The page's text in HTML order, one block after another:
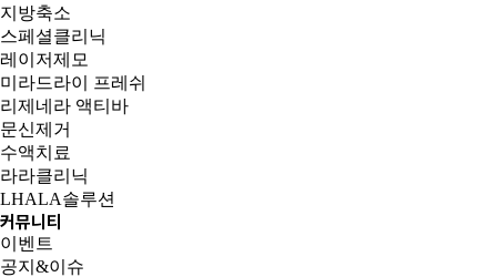
지방축소
스페셜클리닉
레이저제모
미라드라이 프레쉬
리제네라 액티바
문신제거
수액치료
라라클리닉
LHALA솔루션
커뮤니티
이벤트
공지&이슈